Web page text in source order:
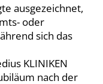
ausgezeichnet,
oder
sich das
KLINIKEN
nach der